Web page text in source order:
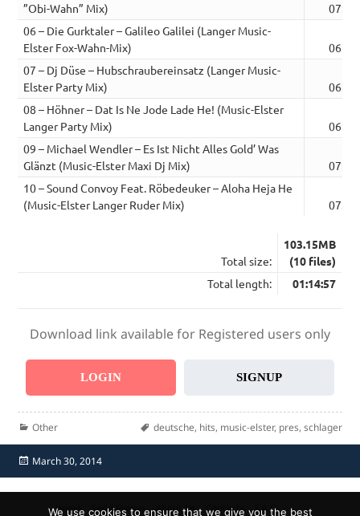
”Obi-Wahn” Mix)
07:34
06 – Die Gurktaler – Galileo Galilei (Langer Music-
Elster Fox-Wahn-Mix)
06:31
07 – Dj Düse – Hubschraubereinsatz (Langer Music-
Elster Party Mix)
06:07
08 – Höhner – Dat Is Ne Jode Lade He! (Music-Elster
Langer Party Mix)
06:20
09 – Michael Wendler – Es Ist Nicht Alles Gold’ Was
Glänzt (Music-Elster Maxi Dj Mix)
07:32
10 – Sound Convoy Feat. Röbedeuker – Aloha Heja He
(Music-Elster Langer Ruder Mix)
07:42
Total size:
103.15MB
(10 files)
Total length:
01:14:57
Download link available for Registered users only
LOGIN SIGNUP
Categories
Other Tags
deutsche, hits, music-elster, pres, schlager
Posted
on
March 30, 2014
Home Send Promo About Us Contacts
F.A.Q.
We use cookies to ensure that we give you the best